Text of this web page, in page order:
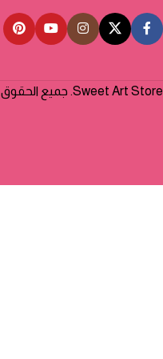
Sweet Art Store. جميع الحقوق محفوظة 2026©